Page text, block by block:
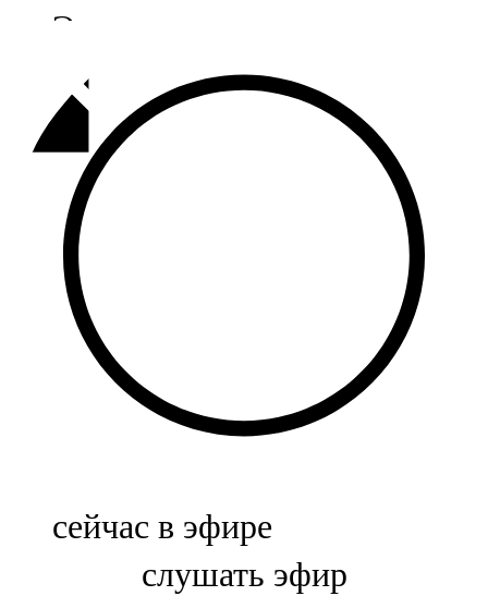
Әлмәт
92,9 FM
Базарлы матак
107,1 FM
Балык бистәсе
104,9 FM
Баулы
107,5 FM
Биләр
Болгар
сейчас в эфире
слушать эфир